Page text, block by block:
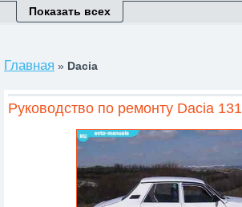
Ferrari
Fiat Ford
Jeep
Jiangling
Lincoln
MAN Maserati Mazda
Mercedes
Mercury MG Mini
Opel Peugeot Piaggio
Saturn Scania SEAT
Suzuki Toyota Volkswagen
Показать всех
Главная » Dacia
Руководство по ремонту Dacia